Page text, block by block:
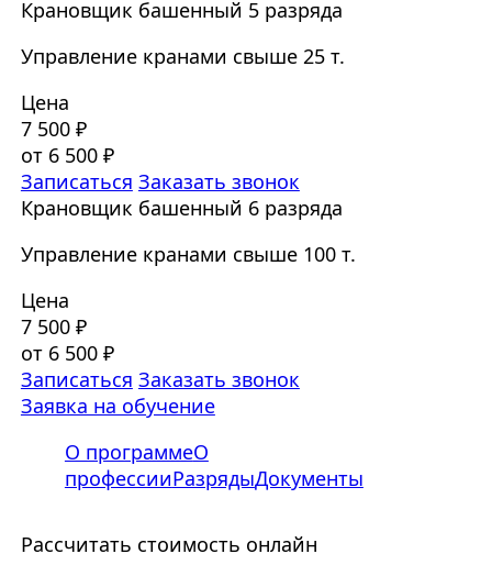
Крановщик башенный 5 разряда
Управление кранами свыше 25 т.
Цена
7 500 ₽
от 6 500 ₽
Записаться Заказать звонок
Крановщик башенный 6 разряда
Управление кранами свыше 100 т.
Цена
7 500 ₽
от 6 500 ₽
Записаться Заказать звонок
Заявка на обучение
О программеО
профессииРазрядыДокументы
Рассчитать стоимость онлайн